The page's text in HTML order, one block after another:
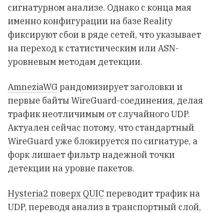
сигнатурном анализе. Однако с конца мая
именно конфигурации на базе Reality
фиксируют сбои в ряде сетей, что указывает
на переход к статистическим или ASN-
уровневым методам детекции.
AmneziaWGрандомизирует заголовки и
первые байты WireGuard-соединения, делая
трафик неотличимым от случайного UDP.
Актуален сейчас потому, что стандартный
WireGuard уже блокируется по сигнатуре, а
форк лишает фильтр надежной точки
детекции на уровне пакетов.
Hysteria2 поверх QUIC переводит трафик на
UDP, переводя анализ в транспортный слой,